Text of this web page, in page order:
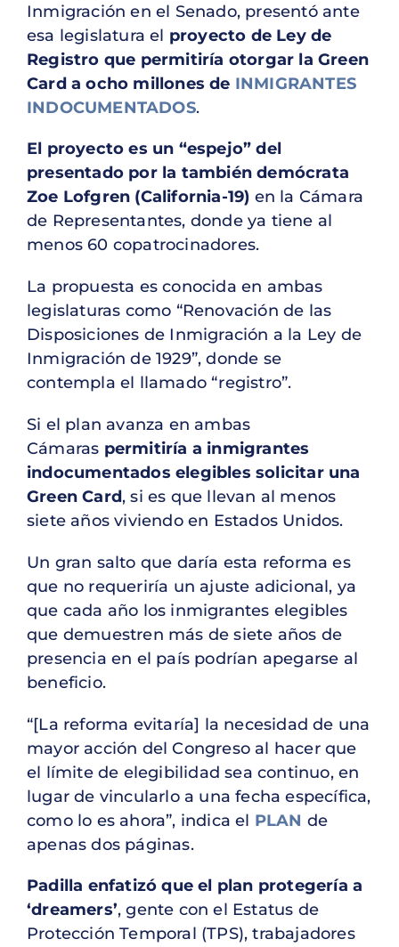
Inmigración en el Senado, presentó ante
esa legislatura el proyecto de Ley de
Registro que permitiría otorgar la Green
Card a ocho millones de INMIGRANTES
INDOCUMENTADOS.
El proyecto es un “espejo” del
presentado por la también demócrata
Zoe Lofgren (California-19) en la Cámara
de Representantes, donde ya tiene al
menos 60 copatrocinadores.
La propuesta es conocida en ambas
legislaturas como “Renovación de las
Disposiciones de Inmigración a la Ley de
Inmigración de 1929”, donde se
contempla el llamado “registro”.
Si el plan avanza en ambas
Cámaras permitiría a inmigrantes
indocumentados elegibles solicitar una
Green Card, si es que llevan al menos
siete años viviendo en Estados Unidos.
Un gran salto que daría esta reforma es
que no requeriría un ajuste adicional, ya
que cada año los inmigrantes elegibles
que demuestren más de siete años de
presencia en el país podrían apegarse al
beneficio.
“[La reforma evitaría] la necesidad de una
mayor acción del Congreso al hacer que
el límite de elegibilidad sea continuo, en
lugar de vincularlo a una fecha específica,
como lo es ahora”, indica el PLAN de
apenas dos páginas.
Padilla enfatizó que el plan protegería a
‘dreamers’, gente con el Estatus de
Protección Temporal (TPS), trabajadores